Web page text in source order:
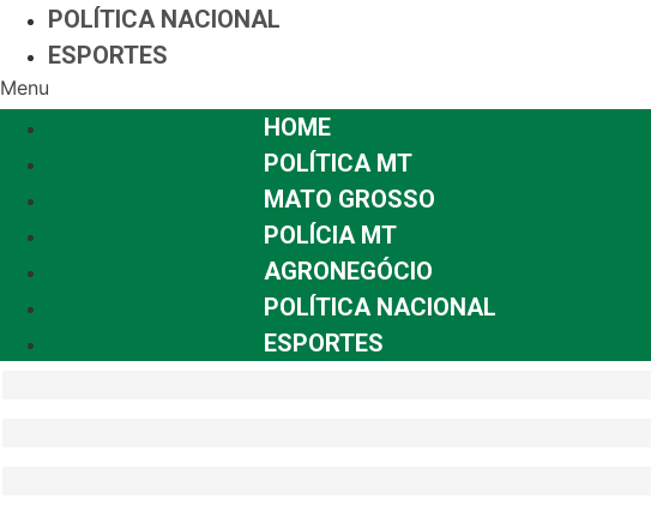
POLÍTICA NACIONAL
ESPORTES
Menu
HOME
POLÍTICA MT
MATO GROSSO
POLÍCIA MT
AGRONEGÓCIO
POLÍTICA NACIONAL
ESPORTES